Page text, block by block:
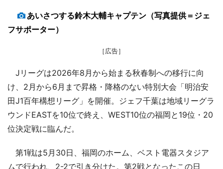
あいさつする鈴木大輔キャプテン（写真提供＝ジェ
フサポーター）
［広告］
Jリーグは2026年8月から始まる秋春制への移行に向
け、2月から6月まで昇格・降格のない特別大会「明治安
田J1百年構想リーグ」を開催。ジェフ千葉は地域リーグラ
ウンドEASTを10位で終え、WEST10位の福岡と19位・20
位決定戦に臨んだ。
第1戦は5月30日、福岡のホーム、ベスト電器スタジア
ムで行われ、2-2で引き分けた。第2戦となったこの日